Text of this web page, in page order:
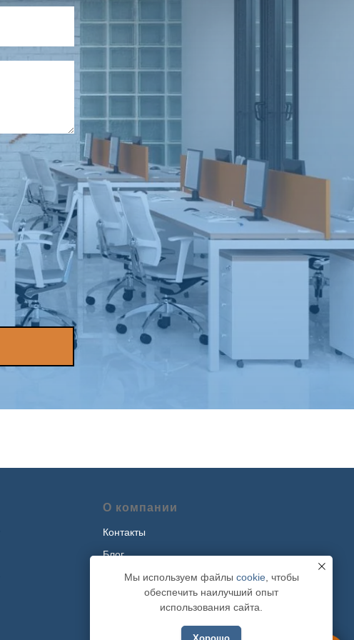
Мы используем файлы cookie, чтобы
обеспечить наилучший опыт
использования сайта.
О компании
Контакты
Блог
Наши проекты
Политика обработки персональных